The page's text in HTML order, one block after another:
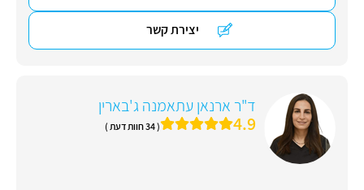
יצירת קשר
ד"ר ארנאן עתאמנה ג'בארין
4.9 ( 34 חוות דעת )